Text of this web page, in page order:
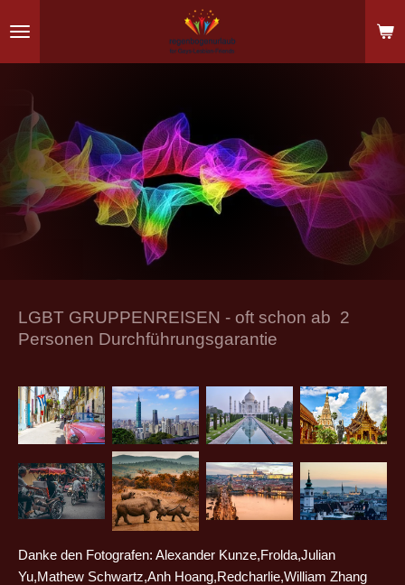
Hauptinhalt
springen
LGBT GRUPPENREISEN - oft schon ab 2
Personen Durchführungsgarantie
Danke den Fotografen: Alexander Kunze,Frolda,Julian
Yu,Mathew Schwartz,Anh Hoang,Redcharlie,William Zhang